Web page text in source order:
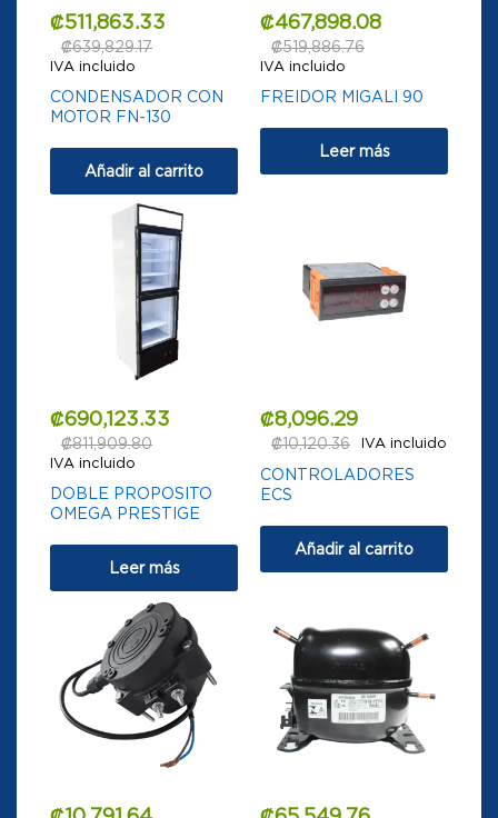
₡511,863.33
₡639,829.17
IVA incluido
CONDENSADOR CON
MOTOR FN-130
Añadir al carrito
₡467,898.08
₡519,886.76
IVA incluido
FREIDOR MIGALI 90
Leer más
₡690,123.33
₡811,909.80
IVA incluido
DOBLE PROPOSITO
OMEGA PRESTIGE
Leer más
₡8,096.29
₡10,120.36 IVA incluido
CONTROLADORES
ECS
Añadir al carrito